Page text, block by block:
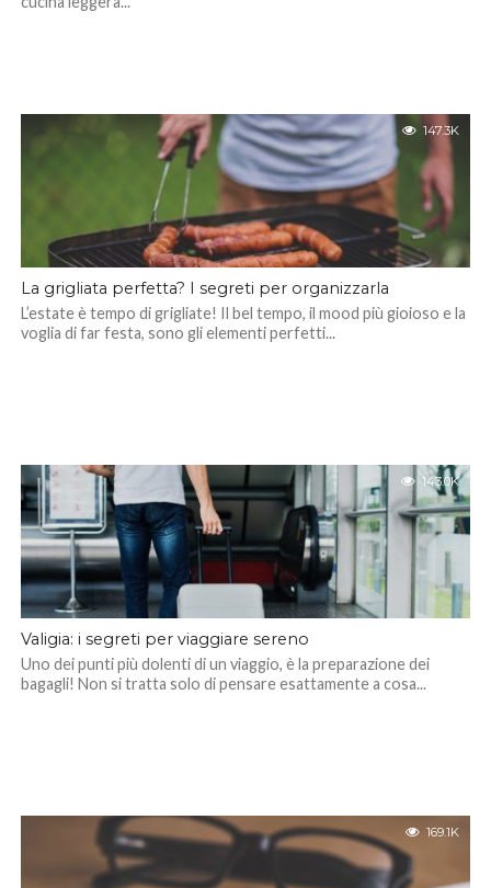
147.3K
La grigliata perfetta? I segreti per organizzarla
L’estate è tempo di grigliate! Il bel tempo, il mood più gioioso e la
voglia di far festa, sono gli elementi perfetti...
143.0K
Valigia: i segreti per viaggiare sereno
Uno dei punti più dolenti di un viaggio, è la preparazione dei
bagagli! Non si tratta solo di pensare esattamente a cosa...
169.1K